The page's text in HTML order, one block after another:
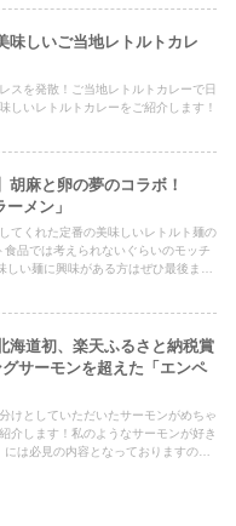
味しいご当地レトルトカレ
スを発散！ご当地レトルトカレーで日
しいレトルトカレーをご紹介します！
胡麻と卵の夢のコラボ！
メン」
てくれた定番の美味しいレトルト麺の
品では考えられないぐらいのモッチ
い麺に興味がある方はぜひ最後まで
海道初、楽天ふるさと納税賞
サーモンを超えた「エンペ
けとしていただいたサーモンがめちゃ
介します！私のようなサーモンが好き
は必見の内容となっておりますの